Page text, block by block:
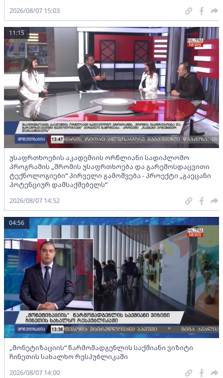
2026/08/07 15:03
უსაფრთხოების აკადემიის ორწლიანი სადიპლომო
პროგრამის „შრომის უსაფრთხოება და გარემოსდაცვითი
ტექნოლოგიები“ პირველი გამოშვება - პროექტი „გაეცანი
პოტენციურ დამსაქმებელს“
11:15
2026/08/07 14:52
„მონეტიზაციის“ წარმომადგენლის საქმიანი ვიზიტი
ჩინეთის სახალხო რესპუბლიკაში
04:56
2026/08/07 14:00